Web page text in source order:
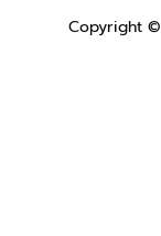
Copyright ©